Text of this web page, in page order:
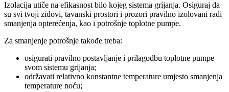
Izolacija utiče na efikasnost bilo kojeg sistema grijanja. Osiguraj da
su svi tvoji zidovi, tavanski prostori i prozori pravilno izolovani radi
smanjenja opterećenja, kao i potrošnje toplotne pumpe.
Za smanjenje potrošnje takođe treba:
osigurati pravilno postavljanje i prilagodbu toplotne pumpe
svom sistemu grijanja;
održavati relativno konstantne temperature umjesto smanjenja
temperature noću;